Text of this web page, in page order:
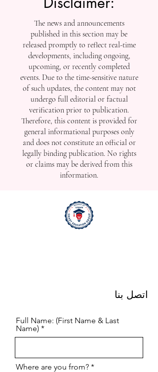
The news and announcements
published in this section may be
released promptly to reflect real-time
developments, including ongoing,
upcoming, or recently completed
events. Due to the time-sensitive nature
of such updates, the content may not
undergo full editorial or factual
verification prior to publication.
Therefore, this content is provided for
general informational purposes only
and does not constitute an official or
legally binding publication. No rights
or claims may be derived from this
information.
اتصل بنا
Full Name: (First Name & Last
Name)
Where are you from?